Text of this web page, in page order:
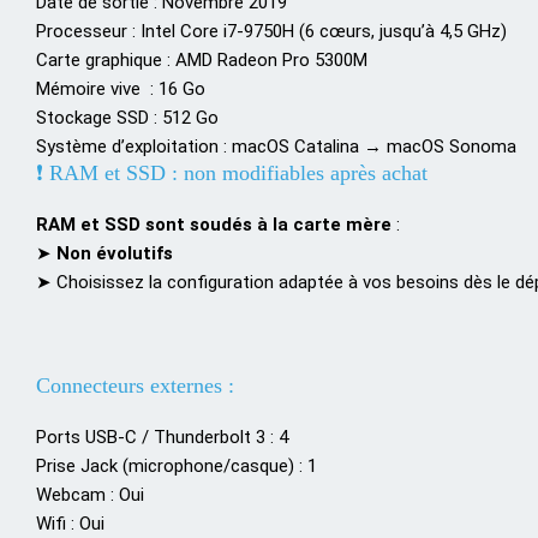
Processeur : Intel Core i7-9750H (6 cœurs, jusqu’à 4,5 GHz)
Carte graphique : AMD Radeon Pro 5300M
Mémoire vive : 16 Go
Stockage SSD : 512 Go
Système d’exploitation : macOS Catalina → macOS Sonoma
❗ RAM et SSD : non modifiables après achat
RAM et SSD sont soudés à la carte mère :
➤ Non évolutifs
➤ Choisissez la configuration adaptée à vos besoins dès le
Connecteurs externes :
Ports USB-C / Thunderbolt 3 : 4
Prise Jack (microphone/casque) : 1
Webcam : Oui
Wifi : Oui